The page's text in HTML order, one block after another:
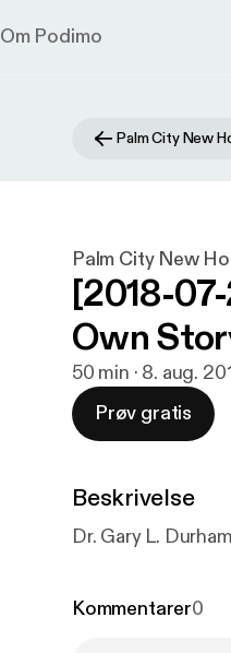
Om Podimo
Palm City New
Palm City New
[2018-
Own
50 min · 8. aug.
Prøv gratis
Beskrivelse
Kommentarer0